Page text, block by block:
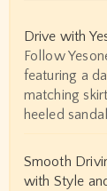
Drive with
Follow
featuring a
matching
heeled
Smooth
with Style